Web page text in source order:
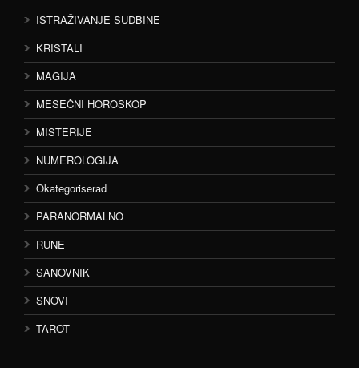
ISTRAŽIVANJE SUDBINE
KRISTALI
MAGIJA
MESEČNI HOROSKOP
MISTERIJE
NUMEROLOGIJA
Okategoriserad
PARANORMALNO
RUNE
SANOVNIK
SNOVI
TAROT